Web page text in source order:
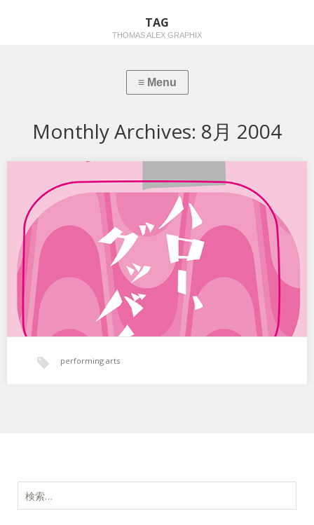
TAG
THOMAS ALEX GRAPHIX
Monthly Archives: 8月 2004
performing arts
検索: